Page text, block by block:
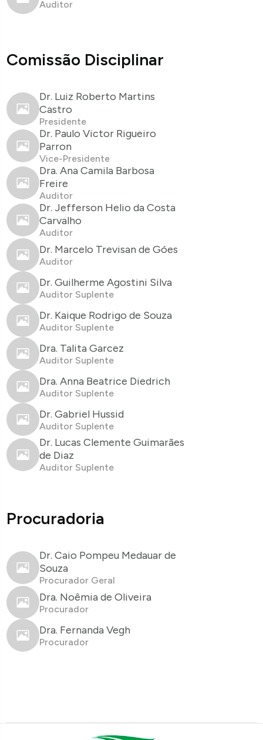
Auditor
Comissão Disciplinar
Dr. Luiz Roberto Martins
Castro
Presidente
Dr. Paulo Victor Rigueiro
Parron
Vice-Presidente
Dra. Ana Camila Barbosa
Freire
Auditor
Dr. Jefferson Helio da Costa
Carvalho
Auditor
Dr. Marcelo Trevisan de Góes
Auditor
Dr. Guilherme Agostini Silva
Auditor Suplente
Dr. Kaique Rodrigo de Souza
Auditor Suplente
Dra. Talita Garcez
Auditor Suplente
Dra. Anna Beatrice Diedrich
Auditor Suplente
Dr. Gabriel Hussid
Auditor Suplente
Dr. Lucas Clemente Guimarães
de Diaz
Auditor Suplente
Procuradoria
Dr. Caio Pompeu Medauar de
Souza
Procurador Geral
Dra. Noêmia de Oliveira
Procurador
Dra. Fernanda Vegh
Procurador